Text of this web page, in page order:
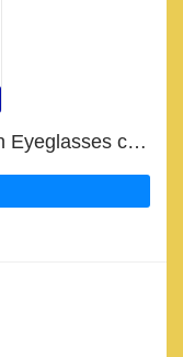
Rebajas de fin de temporada en Eyeglasses con descuentos de hasta 32%